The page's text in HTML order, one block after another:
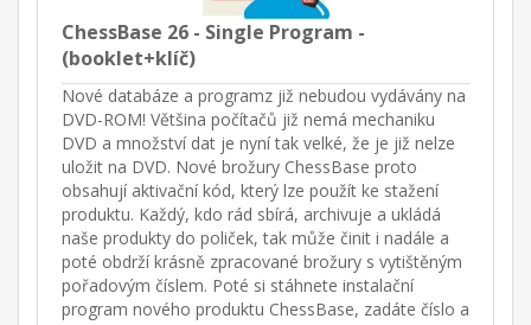
ChessBase 26 - Single Program -
(booklet+klíč)
Nové databáze a programz již nebudou vydávány na
DVD-ROM! Většina počítačů již nemá mechaniku
DVD a množství dat je nyní tak velké, že je již nelze
uložit na DVD. Nové brožury ChessBase proto
obsahují aktivační kód, který lze použít ke stažení
produktu. Každý, kdo rád sbírá, archivuje a ukládá
naše produkty do poliček, tak může činit i nadále a
poté obdrží krásně zpracované brožury s vytištěným
pořadovým číslem. Poté si stáhnete instalační
program nového produktu ChessBase, zadáte číslo a